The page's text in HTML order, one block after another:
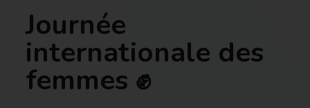
Journée
internationale des
femmes ✊